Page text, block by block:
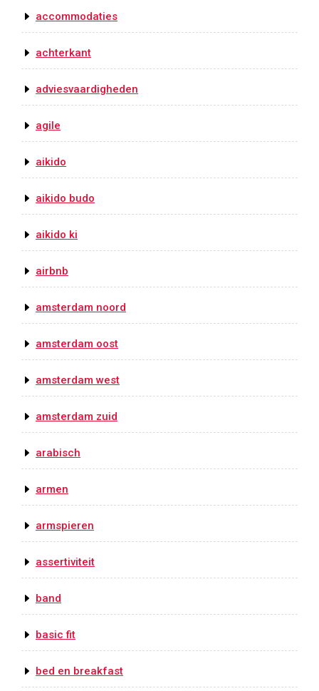
accommodaties
achterkant
adviesvaardigheden
agile
aikido
aikido budo
aikido ki
airbnb
amsterdam noord
amsterdam oost
amsterdam west
amsterdam zuid
arabisch
armen
armspieren
assertiviteit
band
basic fit
bed en breakfast